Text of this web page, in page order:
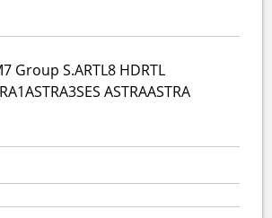
Group S.ARTL8 HDRTL
ASTRA3SES ASTRAASTRA